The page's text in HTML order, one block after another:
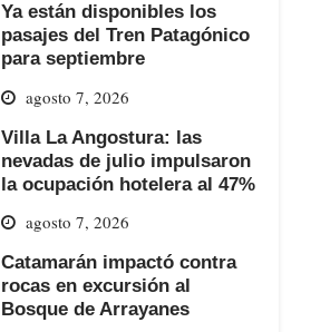
Ya están disponibles los
pasajes del Tren Patagónico
para septiembre
agosto 7, 2026
Villa La Angostura: las
nevadas de julio impulsaron
la ocupación hotelera al 47%
agosto 7, 2026
Catamarán impactó contra
rocas en excursión al
Bosque de Arrayanes